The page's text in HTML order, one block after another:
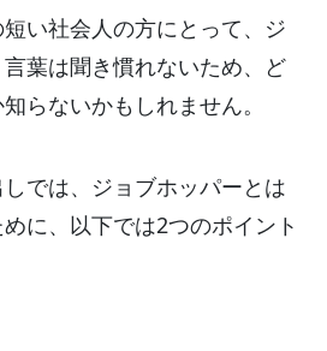
い社会人の方にとって、ジ
葉は聞き慣れないため、ど
らないかもしれません。
では、ジョブホッパーとは
に、以下では2つのポイント